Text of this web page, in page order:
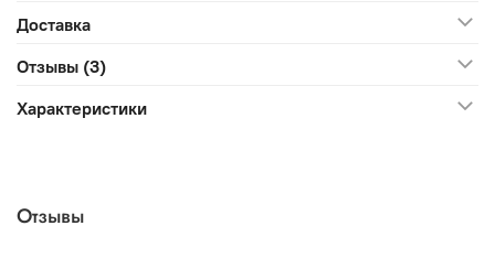
Доставка
Отзывы (3)
Характеристики
Отзывы